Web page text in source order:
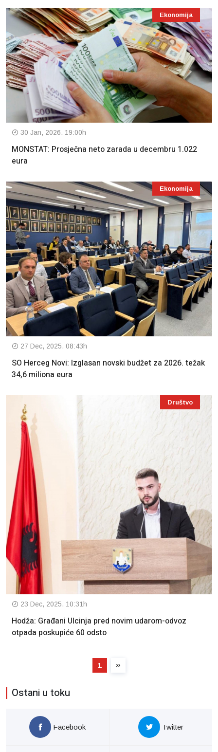
Ekonomija
30 Jan, 2026. 19:00h
MONSTAT: Prosječna neto zarada u decembru 1.022
eura
Ekonomija
27 Dec, 2025. 08:43h
SO Herceg Novi: Izglasan novski budžet za 2026. težak
34,6 miliona eura
Društvo
23 Dec, 2025. 10:31h
Hodža: Građani Ulcinja pred novim udarom-odvoz
otpada poskupiće 60 odsto
1
Ostani u toku
Facebook Twitter